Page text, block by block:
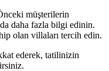
müşterilerin
daha fazla bilgi edinin.
olan villaları tercih edin.
ederek, tatilinizin